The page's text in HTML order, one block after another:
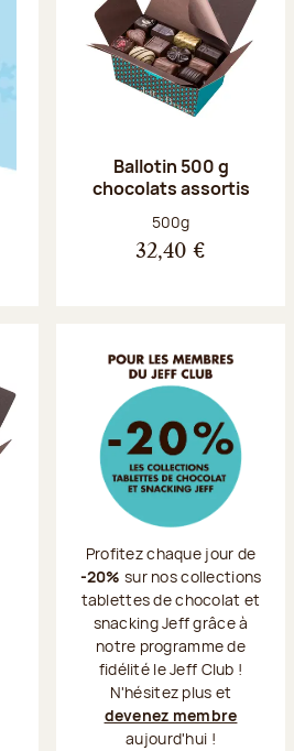
Ballotin 500 g
chocolats assortis
Poids net :
500g
32,40 €
Profitez chaque jour de
-20% sur nos collections
tablettes de chocolat et
snacking Jeff grâce à
notre programme de
fidélité le Jeff Club !
N'hésitez plus et
devenez membre
aujourd'hui !